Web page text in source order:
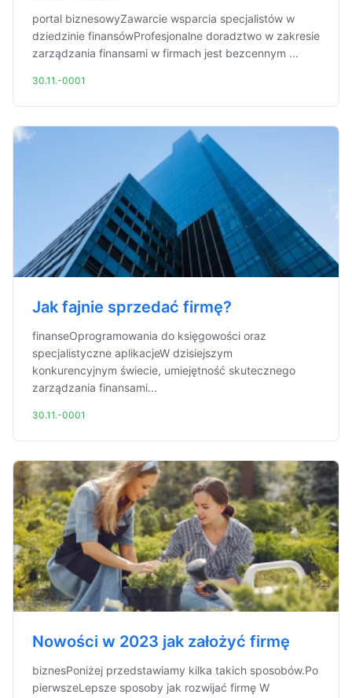
portal biznesowyZawarcie wsparcia specjalistów w
dziedzinie finansówProfesjonalne doradztwo w zakresie
zarządzania finansami w firmach jest bezcennym ...
30.11.-0001
Jak fajnie sprzedać firmę?
finanseOprogramowania do księgowości oraz
specjalistyczne aplikacjeW dzisiejszym
konkurencyjnym świecie, umiejętność skutecznego
zarządzania finansami...
30.11.-0001
Nowości w 2023 jak założyć firmę
biznesPoniżej przedstawiamy kilka takich sposobów.Po
pierwszeLepsze sposoby jak rozwijać firmę W